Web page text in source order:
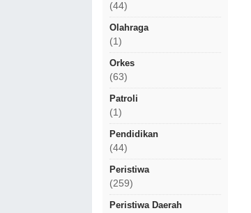
(44)
Olahraga
(1)
Orkes
(63)
Patroli
(1)
Pendidikan
(44)
Peristiwa
(259)
Peristiwa Daerah